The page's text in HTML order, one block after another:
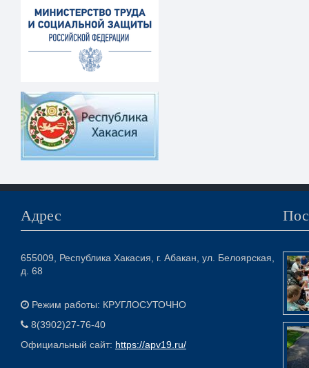
Адрес
655009, Республика Хакасия, г. Абакан, ул. Белоярская,
д. 68
Режим работы: КРУГЛОСУТОЧНО
8(3902)27-76-40
Официальный сайт: https://apv19.ru/